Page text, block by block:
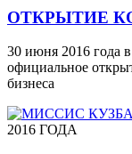
ОТКРЫТИЕ
30 июня 2016 года
официальное
бизнеса
2016 ГОДА